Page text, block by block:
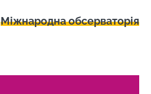
Міжнародна обсерваторія